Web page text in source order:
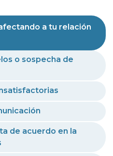
a tu relación
o sospecha de
de acuerdo en la